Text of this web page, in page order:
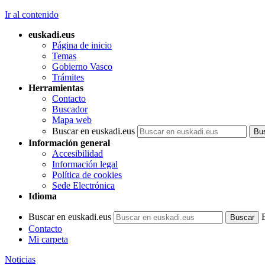
Ir al contenido
euskadi.eus
Página de inicio
Temas
Gobierno Vasco
Trámites
Herramientas
Contacto
Buscador
Mapa web
Buscar en euskadi.eus
Información general
Accesibilidad
Información legal
Política de cookies
Sede Electrónica
Idioma
Buscar en euskadi.eus
Contacto
Mi carpeta
Noticias